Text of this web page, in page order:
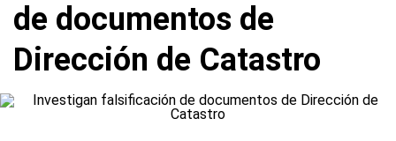
de documentos de
Dirección de Catastro